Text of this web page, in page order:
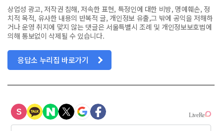
상업성 광고, 저작권 침해, 저속한 표현, 특정인에 대한 비방, 명예훼손, 정
치적 목적, 유사한 내용의 반복적 글, 개인정보 유출,그 밖에 공익을 저해하
거나 운영 취지에 맞지 않는 댓글은 서울특별시 조례 및 개인정보보호법에
의해 통보없이 삭제될 수 있습니다.
응답소 누리집 바로가기